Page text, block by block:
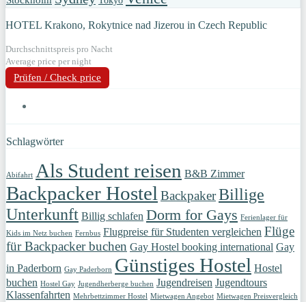
HOTEL Krakono, Rokytnice nad Jizerou in Czech Republic
Durchschnittspreis pro Nacht
Average price per night
Prüfen / Check price
Schlagwörter
Abifahrt Als Student reisen B&B Zimmer
Backpacker HostelBackpakerBillige
Unterkunft Billig schlafen Dorm for Gays Ferienlager für
Kids im Netz buchen Fernbus Flugpreise für Studenten vergleichen Flüge
für Backpacker buchen Gay Hostel booking international Gay
in Paderborn Gay Paderborn Günstiges Hostel Hostel
buchen Hostel Gay Jugendherberge buchen Jugendreisen Jugendtours
Klassenfahrten Mehrbettzimmer Hostel Mietwagen Angebot Mietwagen Preisvergleich